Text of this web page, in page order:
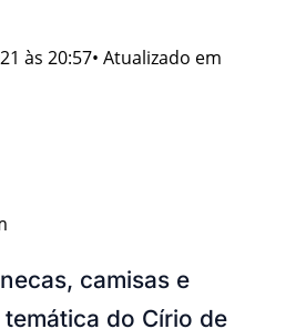
às 20:57• Atualizado em
camisas e
do Círio de